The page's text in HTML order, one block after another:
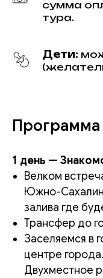
сумма
тура.
Дети:
Программа
1 день —
Велком
Южно-
залива где
Трансфер до
Заселяемся в
центре
Двухместное